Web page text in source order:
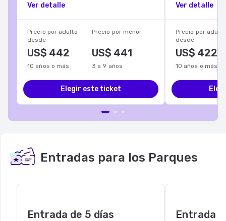
Ver detalle
Precio por adulto
desde
US$ 442
10 años o más
Precio por menor
US$ 441
3 a 9 años
Elegir este ticket
Ver detalle
Precio por adulto
desde
US$ 422
10 años o más
Entradas para los Parques
Entrada de 5 días Entrada